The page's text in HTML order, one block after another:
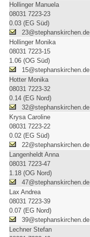
Hollinger Manuela
08031 7223-23
0.03 (EG Süd)
23@stephanskirchen.de
Hollinger Monika
08031 7223-15
1.06 (OG Süd)
15@stephanskirchen.de
Hotter Monika
08031 7223-32
0.14 (EG Nord)
32@stephanskirchen.de
Krysa Caroline
08031 7223-22
0.02 (EG Süd)
22@stephanskirchen.de
Langenheldt Anna
08031 7223-47
1.18 (OG Nord)
47@stephanskirchen.de
Lax Andrea
08031 7223-39
0.07 (EG Nord)
39@stephanskirchen.de
Lechner Stefan